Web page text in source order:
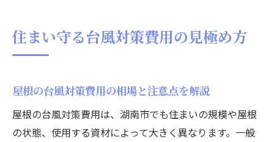
屋根の台風対策で安心な暮らしを実現
屋根の台風対策で家族の安心を守る方法
屋根の台風対策に必要な準備と費用目安
住まいを守る効果的な屋根台風対策施工法
屋根の台風対策と住まいの快適維持術
住まい守る台風対策費用の見極め方
屋根の台風対策費用の相場と注意点を解説
屋根の台風対策費用は、湖南市でも住まいの規模や屋根
の状態、使用する資材によって大きく異なります。一般